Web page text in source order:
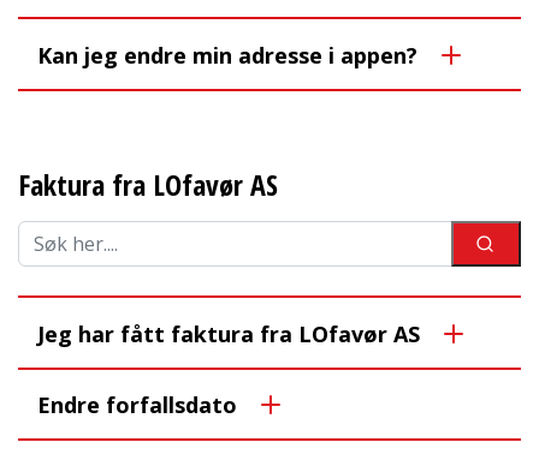
Kan jeg endre min adresse i appen?
Faktura fra LOfavør AS
Jeg har fått faktura fra LOfavør AS
Endre forfallsdato